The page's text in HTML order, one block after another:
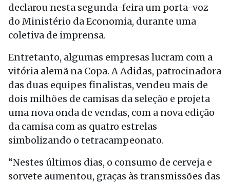
declarou nesta segunda-feira um porta-voz
do Ministério da Economia, durante uma
coletiva de imprensa.
Entretanto, algumas empresas lucram com a
vitória alemã na Copa. A Adidas, patrocinadora
das duas equipes finalistas, vendeu mais de
dois milhões de camisas da seleção e projeta
uma nova onda de vendas, com a nova edição
da camisa com as quatro estrelas
simbolizando o tetracampeonato.
“Nestes últimos dias, o consumo de cerveja e
sorvete aumentou, graças às transmissões das